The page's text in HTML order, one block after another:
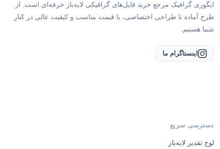
ایگوری گرافیک مرجع خرید فایل‌های گرافیکی لایه‌باز حرفه‌ای است. از
طرح آماده تا طراحی اختصاصی، با قیمت مناسب و کیفیت عالی در کنار
شما هستیم.
اینستاگرام ما
دسترسی سریع
لوح تقدیر لایه‌باز